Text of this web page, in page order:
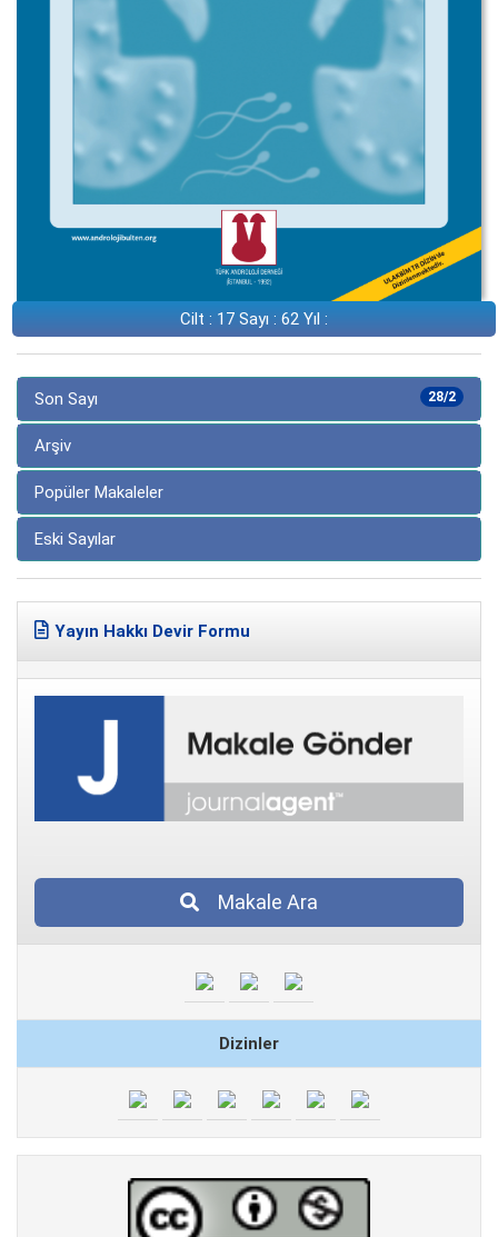
Cilt : 17 Sayı : 62 Yıl :
28/2
Son Sayı
Arşiv
Popüler Makaleler
Eski Sayılar
Yayın Hakkı Devir Formu
Makale Ara
Dizinler